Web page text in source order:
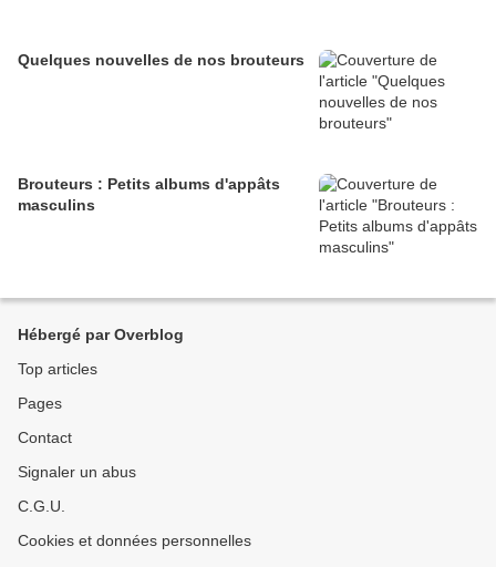
Quelques nouvelles de nos brouteurs
Brouteurs : Petits albums d'appâts
masculins
Hébergé par Overblog
Top articles
Pages
Contact
Signaler un abus
C.G.U.
Cookies et données personnelles